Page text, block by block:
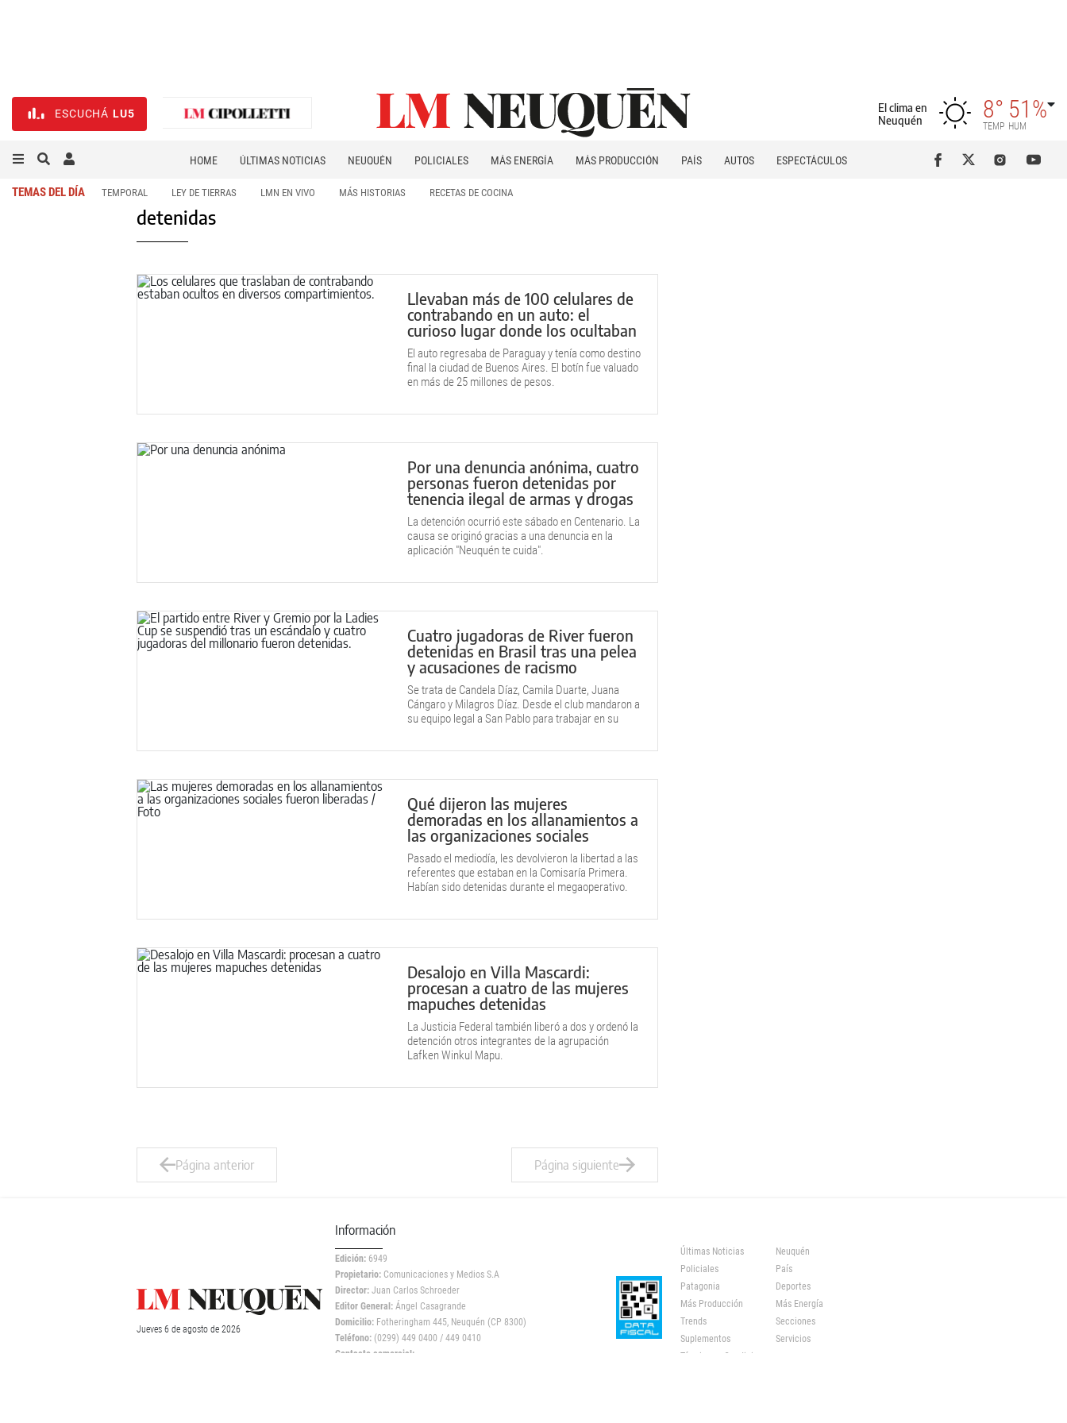
ESCUCHÁ LU5
El clima en
Neuquén
8°
TEMP
51%
HUM
HOME ÚLTIMAS NOTICIAS NEUQUÉN POLICIALES MÁS ENERGÍA MÁS PRODUCCIÓN PAÍS AUTOS
ESPECTÁCULOS
TEMAS DEL DÍA TEMPORAL LEY DE TIERRAS LMN EN VIVO MÁS HISTORIAS RECETAS DE COCINA
detenidas
Llevaban más de 100 celulares de
contrabando en un auto: el
curioso lugar donde los ocultaban
El auto regresaba de Paraguay y tenía como destino
final la ciudad de Buenos Aires. El botín fue valuado
en más de 25 millones de pesos.
Por una denuncia anónima, cuatro
personas fueron detenidas por
tenencia ilegal de armas y drogas
La detención ocurrió este sábado en Centenario. La
causa se originó gracias a una denuncia en la
aplicación "Neuquén te cuida".
Cuatro jugadoras de River fueron
detenidas en Brasil tras una pelea
y acusaciones de racismo
Se trata de Candela Díaz, Camila Duarte, Juana
Cángaro y Milagros Díaz. Desde el club mandaron a
su equipo legal a San Pablo para trabajar en su
Qué dijeron las mujeres
demoradas en los allanamientos a
las organizaciones sociales
Pasado el mediodía, les devolvieron la libertad a las
referentes que estaban en la Comisaría Primera.
Habían sido detenidas durante el megaoperativo.
Desalojo en Villa Mascardi:
procesan a cuatro de las mujeres
mapuches detenidas
La Justicia Federal también liberó a dos y ordenó la
detención otros integrantes de la agrupación
Lafken Winkul Mapu.
Página anterior Página siguiente
Jueves 6 de agosto de 2026
Información
Edición: 6949
Propietario: Comunicaciones y Medios S.A
Director: Juan Carlos Schroeder
Editor General: Ángel Casagrande
Domicilio: Fotheringham 445, Neuquén (CP 8300)
Teléfono: (0299) 449 0400 / 449 0410
Contacto comercial:
Últimas Noticias
Neuquén
Policiales
País
Patagonia
Deportes
Más Producción
Más Energía
Trends
Secciones
Suplementos
Servicios
Términos y Condiciones